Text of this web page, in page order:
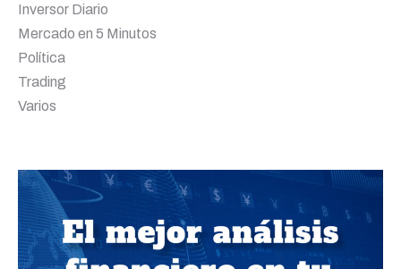
Inversor Diario
Mercado en 5 Minutos
Política
Trading
Varios